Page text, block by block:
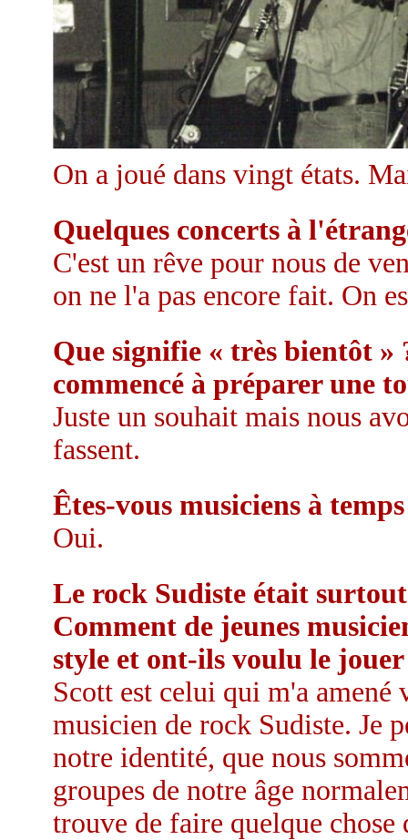
On a joué dans vingt états.
Quelques concerts à
C'est un rêve pour nous de
on ne l'a pas encore fait. On
Que signifie « très bientôt »
commencé à préparer une
Juste un souhait mais nous
fassent.
Êtes-vous musiciens à
Oui.
Le rock Sudiste était
Comment de jeunes
style et ont-ils voulu le jouer
Scott est celui qui m'a
musicien de rock Sudiste. Je
notre identité, que nous
groupes de notre âge
trouve de faire quelque chose